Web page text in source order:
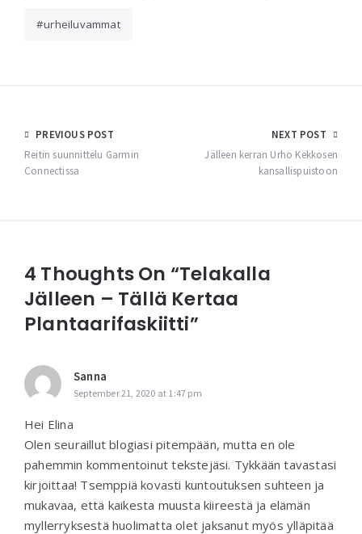
urheiluvammat
Post
navigation
PREVIOUS POST
Reitin suunnittelu Garmin
Connectissa
NEXT POST
Jälleen kerran Urho Kekkosen
kansallispuistoon
4 Thoughts On “Telakalla
Jälleen – Tällä Kertaa
Plantaarifaskiitti”
Sanna
September 21, 2020 at 1:47 pm
Hei Elina
Olen seuraillut blogiasi pitempään, mutta en ole
pahemmin kommentoinut tekstejäsi. Tykkään tavastasi
kirjoittaa! Tsemppiä kovasti kuntoutuksen suhteen ja
mukavaa, että kaikesta muusta kiireestä ja elämän
myllerryksestä huolimatta olet jaksanut myös ylläpitää